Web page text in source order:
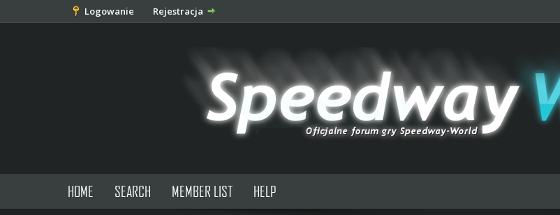
Logowanie Rejestracja
HOME SEARCH MEMBER LIST HELP